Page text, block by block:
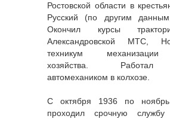
Ростовской области в
Русский (по другим
Окончил курсы
Александровской МТС,
техникум механизации
хозяйства. Работал
автомехаником в колхозе.
С октября 1936 по
проходил срочную